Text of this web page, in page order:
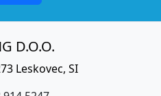
D.O.O.
Leskovec, SI